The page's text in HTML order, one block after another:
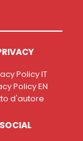
Policy IT
Policy EN
d'autore
SOCIAL